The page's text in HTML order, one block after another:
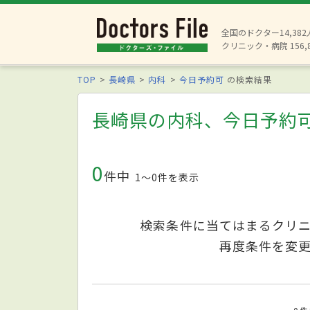
全国のドクター14,382
クリニック・病院
TOP 長崎県 内科 今日予約可 の検索結果
長崎県の内科、今日予約
0件中 1〜0件を表示
検索条件に当てはまるクリ
再度条件を変